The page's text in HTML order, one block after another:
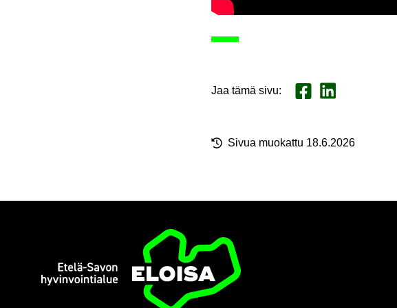
Jaa tämä sivu: Jaa Face­book
Jaa Lin­ke­dI­nis­sä
Sivua muo­kat­tu 18.6.2026
Etusi­vu